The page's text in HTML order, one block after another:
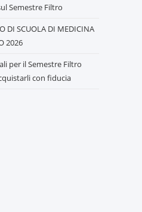
Semestre Filtro
DI SCUOLA DI MEDICINA
2026
per il Semestre Filtro
con fiducia